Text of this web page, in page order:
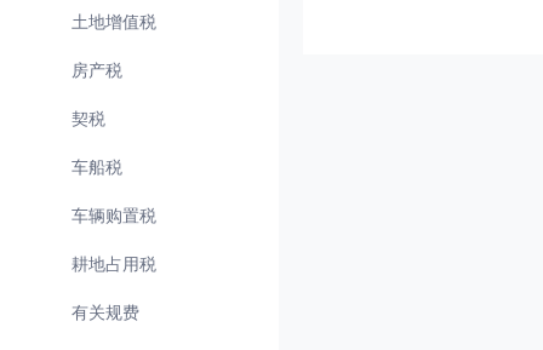
土地增值税
房产税
契税
车船税
车辆购置税
耕地占用税
有关规费